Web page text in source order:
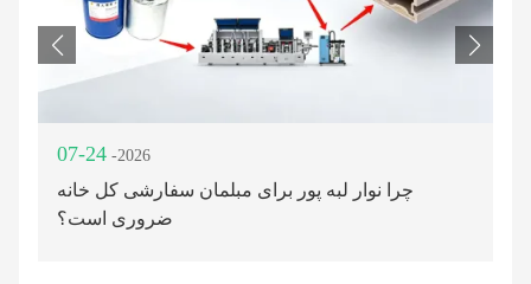
07-24 -2026
چرا نوار لبه پور برای مبلمان سفارشی کل خانه
ضروری است؟